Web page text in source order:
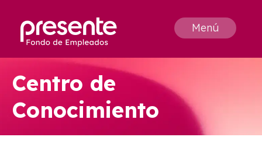
Menú
Centro de
Conocimiento